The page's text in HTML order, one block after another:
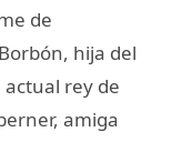
de
hija del
actual rey de
amiga